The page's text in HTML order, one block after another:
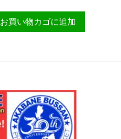
フ
ェ
イ
ル
ー
3
g
個
お買い物カゴに追加